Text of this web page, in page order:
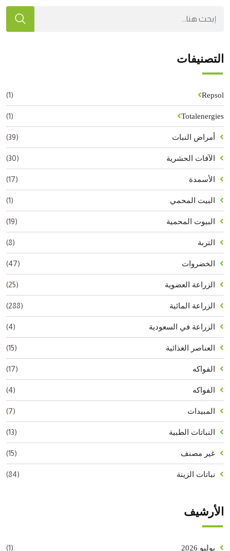
التصنيفات
Repsol
(1)
Totalenergies
(1)
أمراض النبات (39)
الآفات الحشرية (30)
الأسمدة (17)
البيت المحمي (1)
البيوت المحمية (19)
التربة (8)
الخضروات (47)
الزراعة العضوية (25)
الزراعة المائية (288)
الزراعة في السعودية (4)
العناصر الغذائية (15)
الفواكه (17)
الفواكه (4)
المبيدات (7)
النباتات الطبية (13)
غير مصنف (15)
نباتات الزينة (84)
الأرشيف
يوليو 2026 (1)